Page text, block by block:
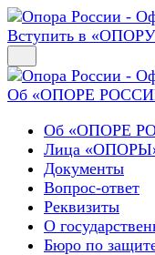
Вступить в
Об «ОПОРЕ
Об «ОПОРЕ
Лица
Документы
Вопрос-ответ
Реквизиты
О
Бюро по